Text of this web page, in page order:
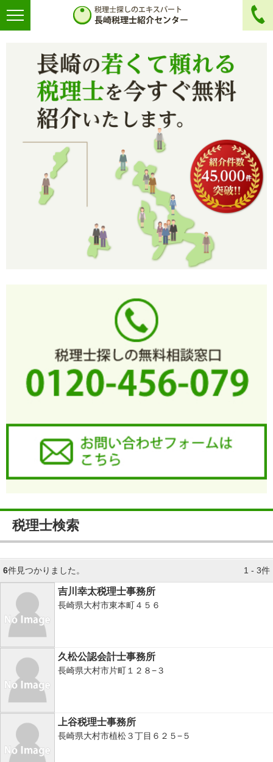
税理士検索
6件見つかりました。 1 - 3件
吉川幸太税理士事務所
長崎県大村市東本町４５６
久松公認会計士事務所
長崎県大村市片町１２８−３
上谷税理士事務所
長崎県大村市植松３丁目６２５−５